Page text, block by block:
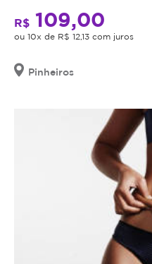
R$ 109,00
ou 10x de R$ 12,13 com juros
Pinheiros